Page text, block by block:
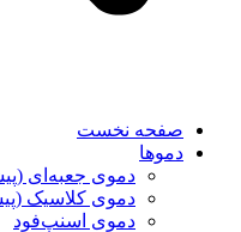
صفحه نخست
دموها
دمو‌ی جعبه‌ای
دموی کلاسیک
دموی اسنپ‌فود